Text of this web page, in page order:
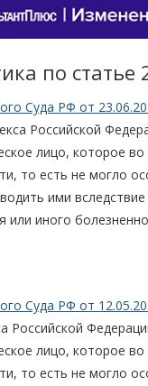
по статье
Суда РФ от
Российской
лицо, которое
то есть не могло
ими
или иного
Суда РФ от
Российской
лицо, которое
то есть не могло